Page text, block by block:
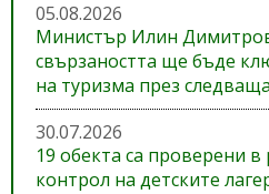
05.08.2026
Министър Илин
свързаността ще бъде
на туризма през
30.07.2026
19 обекта са проверени
контрол на детските